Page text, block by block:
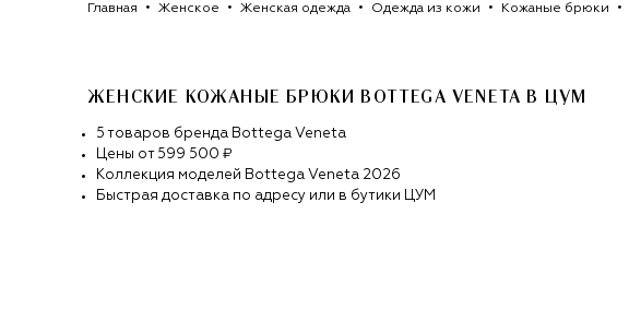
Главная Женское Женская одежда Одежда из кожи Кожаные брюки
ЖЕНСКИЕ КОЖАНЫЕ БРЮКИ BOTTEGA VENETA В ЦУМ
5 товаров бренда Bottega Veneta
Цены от 599 500 ₽
Коллекция моделей Bottega Veneta 2026
Быстрая доставка по адресу или в бутики ЦУМ